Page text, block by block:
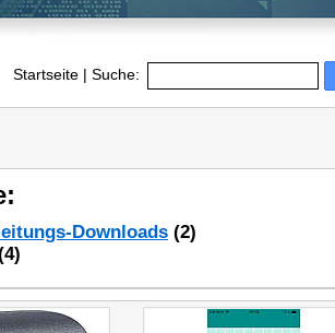
Startseite | Suche:
Downloads (2)